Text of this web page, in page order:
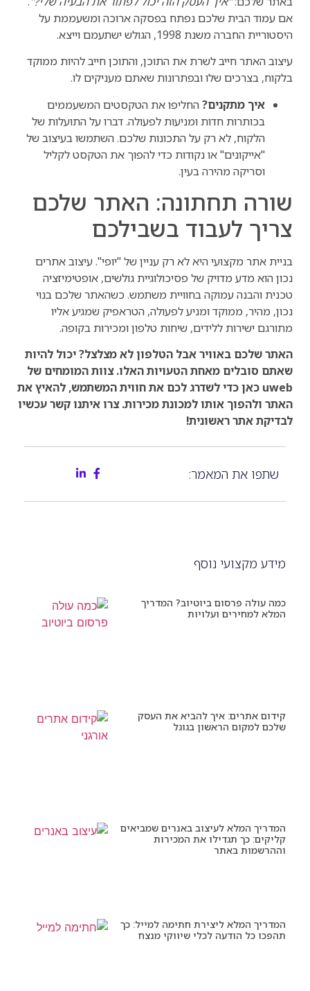
אם עמוד הבית שלכם נפתח בפסקה ארוכה ומשעממת על
היסטוריית החברה משנת 1998, הגולש ישתעמם וייצא.
עיצוב האתר חייב לשרת את התוכן, והתוכן חייב להיות ממוקד
בלקוח, בצרכים שלו ובפתרונות שאתם מעניקים לו.
איך מתקנים?החליפו את הטקסטים המשעממים
בכותרות חדות ומניעות לפעולה. דברו על התועלות של
הלקוח, לא רק על התכונות שלכם. השתמשו בעיצוב של
"אייקונים" או נקודות כדי להפוך את הטקסט לקליל
וסריקה מהירה בעין.
שורה תחתונה: האתר שלכם
צריך לעבוד בשבילכם
בניית אתר מקצועי היא לא רק עניין של "יופי". עיצוב אתרים
נכון הוא מדע מדויק של פסיכולוגיית גולשים, אופטימיזציה
טכנית והבנה עמוקה בחוויית משתמש. כשהאתר שלכם בנוי
נכון, מהיר, ממוקד ומניע לפעולה, הטראפיק שמגיע אליו
מתורגם ישירות ללידים, שיחות טלפון ומכירות בקופה.
האתר שלכם באוויר אבל הטלפון לא מצלצל? יכול להיות
שאתם סובלים מאחת הטעויות האלו. צוות המומחים של
uweb כאן כדי לשדרג לכם את חווית המשתמש, להאיץ את
האתר ולהפוך אותו למכונת מכירות. צרו איתנו קשר עכשיו
לבדיקת אתר ראשונית!
שתפו את המאמר:
מידע מקצועי נוסף
כמה עולה פרסום ביוטיוב? המדריך
המלא למחירים ועלויות
קידום אתרים: איך להביא את העסק
שלכם למקום הראשון בגוגל
המדריך המלא לעיצוב באנרים שמביאים
קליקים: כך תגדילו את המכירות
וההרשמות באתר
המדריך המלא ליצירת חתימה למייל: כך
תהפכו כל הודעה לכלי שיווקי מנצח